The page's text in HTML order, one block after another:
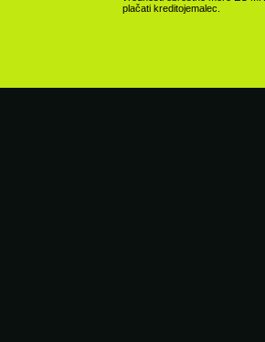
plačati kreditojemalec.